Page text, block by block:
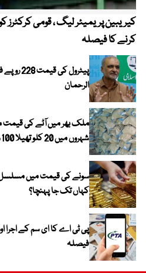
کرنے کا فیصلہ
پیٹرول
الرحمان
ملک بھر میں آٹے کی قیمت
شہروں میں 20 کلو تھیلا 100 روپے تک مہنگا
سونے کی قیمت میں مسلسل
کہاں تک جا پہنچا؟
پی ٹی اے کا ای سم کے اجرا
فیصلہ